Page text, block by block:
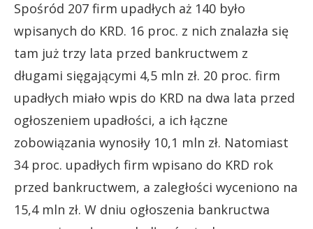
Spośród 207 firm upadłych aż 140 było
wpisanych do KRD. 16 proc. z nich znalazła się
tam już trzy lata przed bankructwem z
długami sięgającymi 4,5 mln zł. 20 proc. firm
upadłych miało wpis do KRD na dwa lata przed
ogłoszeniem upadłości, a ich łączne
zobowiązania wynosiły 10,1 mln zł. Natomiast
34 proc. upadłych firm wpisano do KRD rok
przed bankructwem, a zaległości wyceniono na
15,4 mln zł. W dniu ogłoszenia bankructwa